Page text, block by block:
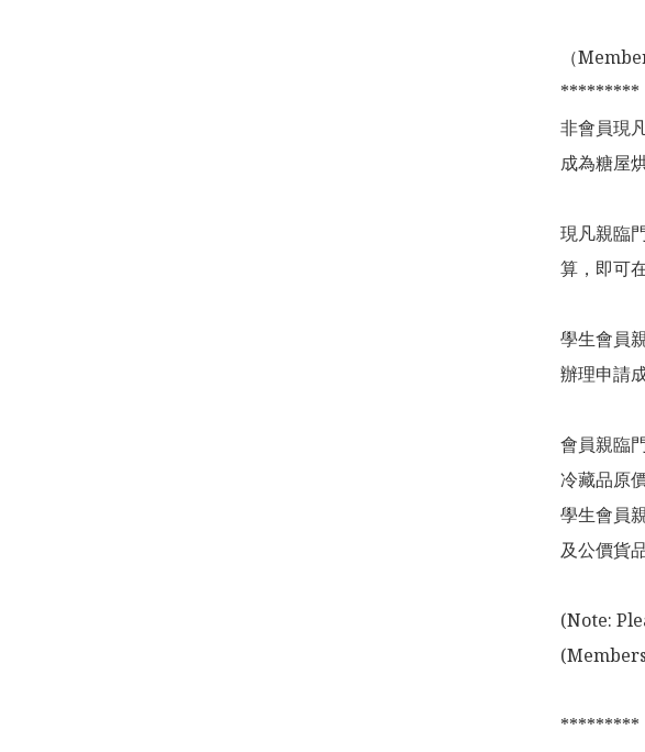
（
*********
非會員現
成為糖屋
現凡親臨
算，即可
學生會員
辦理申請
會員親臨
冷藏品原
學生會員
及公價貨
(Note:
*********